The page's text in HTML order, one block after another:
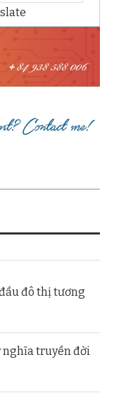
đô thị tương
nghĩa truyền đời